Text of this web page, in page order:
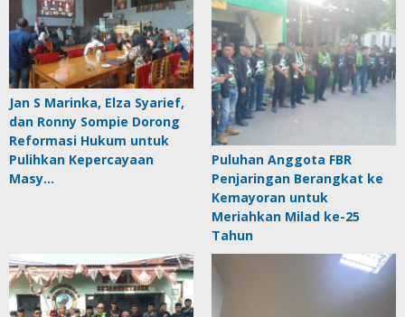
Jan S Marinka, Elza Syarief,
dan Ronny Sompie Dorong
Reformasi Hukum untuk
Pulihkan Kepercayaan
Masy…
Puluhan Anggota FBR
Penjaringan Berangkat ke
Kemayoran untuk
Meriahkan Milad ke-25
Tahun